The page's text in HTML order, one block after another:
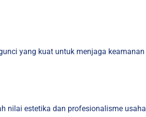
yang kuat untuk menjaga keamanan
nilai estetika dan profesionalisme usaha